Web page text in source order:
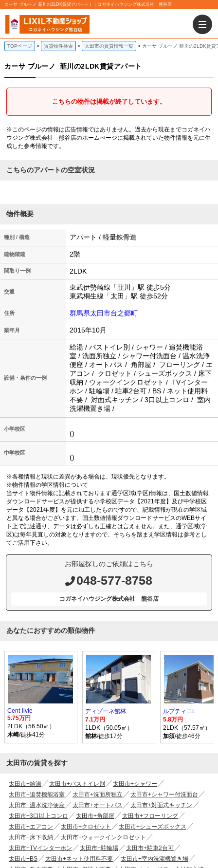
カーサ ブルーノ 韮川の2LDK賃貸アパート！｜コガネイハウジング株式会社 熊谷店
TOPページ 賃貸物件検索 太田市の賃貸情報一覧 カーサ ブルーノ 韮川の2LDK賃貸
カーサ ブルーノ 韮川の2LDK賃貸アパート
こちらの物件は掲載が終了しています。
※このページの情報は広告情報ではありません。過去から現在までコガネイハ
ウジング株式会社 熊谷店のホームぺージに掲載されていた物件情報を元に生
成した参考情報です。
こちらのアパートの空室状況
物件概要
種別 / 構造 アパート / 軽量鉄骨造
建物階建 2階
間取り一例 2LDK
交通
東武伊勢崎線「韮川」駅 徒歩5分
東武桐生線「太田」駅 徒歩52分
住所 群馬県太田市台之郷町
築年月 2015年10月
設備・条件の一例
給湯 / バストイレ別 / シャワー / 追焚機能浴
室 / 洗面所独立 / シャワー付洗面台 / 温水洗浄
便座 / オートバス / 角部屋 / フローリング / エ
アコン / クロゼット / シューズボックス / 床下
収納 / ウォークインクロゼット / TVインター
ホン / 駐輪場 / 駐車2台可 / BS / ネット使用料
不要 / 対面式キッチン / 3口以上コンロ / 室内
洗濯機置き場 /
小学校区
()
中学校区
()
※各種情報と現状に差異がある場合は、現状優先となります。
※物件情報の学区情報について
当サイト物件情報に記載されております通学区域(学区)情報は、国土数値情報
ダウンロードサービスが提供する小学校区データ【2021年度】及び中学校区
データ【2021年度】を元に加工したものですので、記載情報が現在の学区域
と異なる場合がございます。国土数値情報ダウンロードサービスのWEBサイ
ト上で記述通り、データは必ずしも正確とは言えません。また、通学区域(学
区)は毎年見直しの対象となりますので、そちらを踏まえ学区情報は参考とし
てご活用下さい。
お部屋探しのご依頼はこちら
048-577-8758
コガネイハウジング株式会社 熊谷店
あなたにおすすめの類似物件
Cent-livie
5.75万円
2LDK（56.50㎡）
木崎/徒歩41分
ディゾーネ館林
7.1万円
1LDK（50.05㎡）
館林/徒歩17分
ルプティニL
5.8万円
2LDK（57.57㎡）
加須/徒歩46分
太田市の賃貸を探す
太田市+給湯 太田市+バストイレ別
太田市+シャワー
太田市+追焚機能浴室
太田市+洗面所独立
太田市+シャワー付洗面台
太田市+温水洗浄便座
太田市+オートバス
太田市+対面式キッチン
太田市+3口以上コンロ
太田市+角部屋
太田市+フローリング
太田市+エアコン
太田市+クロゼット
太田市+シューズボックス
太田市+床下収納
太田市+ウォークインクロゼット
太田市+TVインターホン
太田市+駐輪場
太田市+駐車2台可
太田市+BS
太田市+ネット使用料不要
太田市+室内洗濯機置き場